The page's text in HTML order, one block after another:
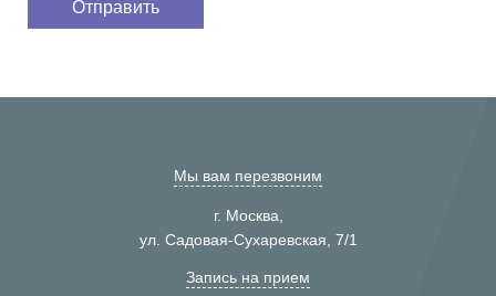
Мы вам перезвоним
г. Москва,
ул. Садовая-Сухаревская, 7/1
Запись на прием